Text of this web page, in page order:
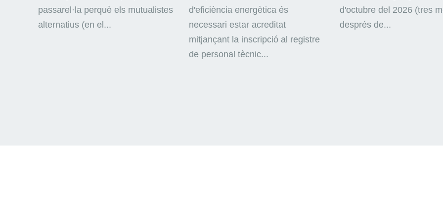
passarel·la perquè els mutualistes
alternatius (en el...
d'eficiència energètica és
necessari estar acreditat
mitjançant la inscripció al registre
de personal tècnic...
d'octubre del 2026 (tres
després de...